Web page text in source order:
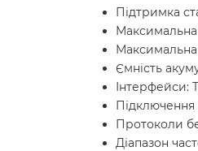
Підтримка
Максимальна
Максимальна
Ємність
Інтерфейси:
Підключення
Протоколи
Діапазон